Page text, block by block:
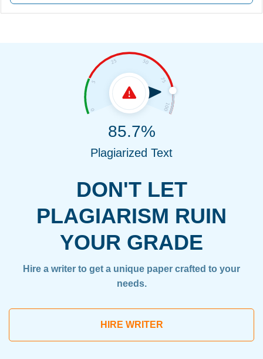
DON'T LET
PLAGIARISM RUIN
YOUR GRADE
Hire a writer to get a unique paper crafted to your
needs.
HIRE WRITER
85.7%
Plagiarized Text